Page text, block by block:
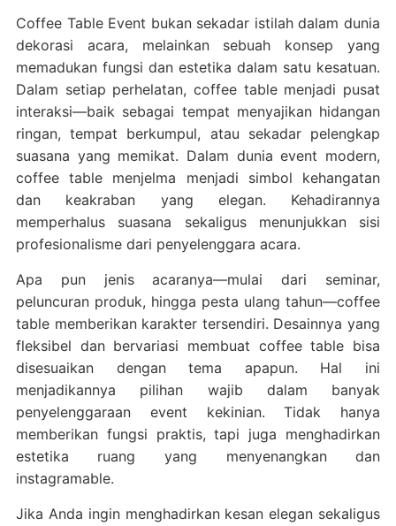
Coffee Table Event bukan sekadar istilah dalam dunia
dekorasi acara, melainkan sebuah konsep yang
memadukan fungsi dan estetika dalam satu kesatuan.
Dalam setiap perhelatan, coffee table menjadi pusat
interaksi—baik sebagai tempat menyajikan hidangan
ringan, tempat berkumpul, atau sekadar pelengkap
suasana yang memikat. Dalam dunia event modern,
coffee table menjelma menjadi simbol kehangatan
dan keakraban yang elegan. Kehadirannya
memperhalus suasana sekaligus menunjukkan sisi
profesionalisme dari penyelenggara acara.
Apa pun jenis acaranya—mulai dari seminar,
peluncuran produk, hingga pesta ulang tahun—coffee
table memberikan karakter tersendiri. Desainnya yang
fleksibel dan bervariasi membuat coffee table bisa
disesuaikan dengan tema apapun. Hal ini
menjadikannya pilihan wajib dalam banyak
penyelenggaraan event kekinian. Tidak hanya
memberikan fungsi praktis, tapi juga menghadirkan
estetika ruang yang menyenangkan dan
instagramable.
Jika Anda ingin menghadirkan kesan elegan sekaligus